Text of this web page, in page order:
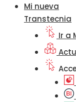
Mi nueva
Transtecnia
Ir a